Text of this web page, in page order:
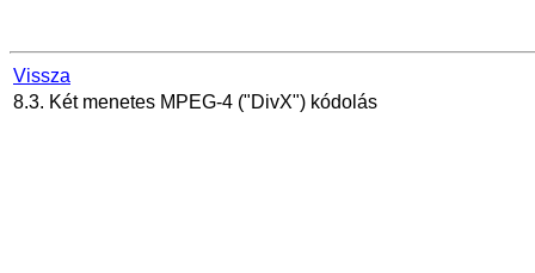
Vissza
8.3. Két menetes MPEG-4 ("DivX") kódolás